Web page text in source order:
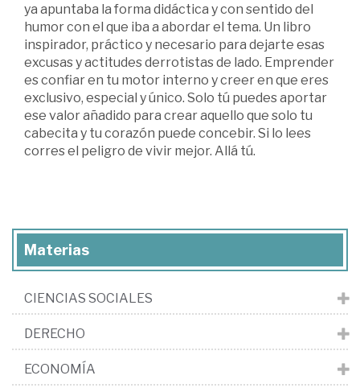
ya apuntaba la forma didáctica y con sentido del
humor con el que iba a abordar el tema. Un libro
inspirador, práctico y necesario para dejarte esas
excusas y actitudes derrotistas de lado. Emprender
es confiar en tu motor interno y creer en que eres
exclusivo, especial y único. Solo tú puedes aportar
ese valor añadido para crear aquello que solo tu
cabecita y tu corazón puede concebir. Si lo lees
corres el peligro de vivir mejor. Allá tú.
Materias
CIENCIAS SOCIALES
DERECHO
ECONOMÍA